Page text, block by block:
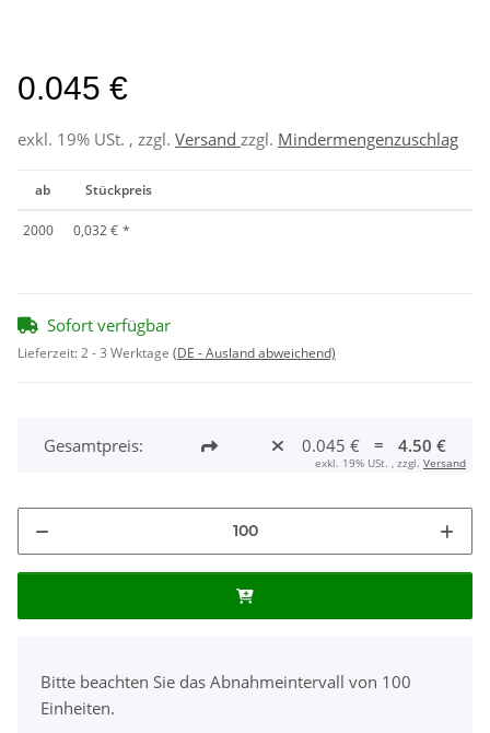
0.045 €
exkl. 19% USt. , zzgl. Versand zzgl. Mindermengenzuschlag
ab Stückpreis
2000 0,032 € *
Sofort verfügbar
Lieferzeit:2 - 3 Werktage (DE - Ausland abweichend)
Gesamtpreis: 0.045 € = 4.50 €
exkl. 19% USt. , zzgl. Versand
Bitte beachten Sie das Abnahmeintervall von 100
Einheiten.